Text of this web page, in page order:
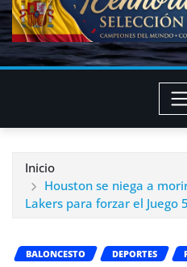
Inicio
Houston se niega a
Lakers para forzar el Juego 5
BALONCESTO DEPORTES